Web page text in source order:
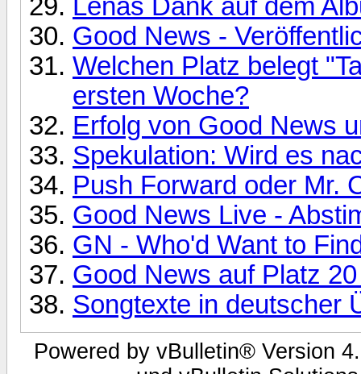
Lenas Dank auf dem
Good News -
Welchen Platz belegt
ersten Woche?
Erfolg von Good News
Spekulation: Wird es
Push Forward oder Mr.
Good News Live -
GN - Who'd Want to
Good News auf Platz
Songtexte in deutscher
Powered by vBulletin® Version